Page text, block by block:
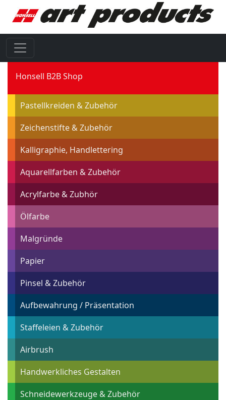
Honsell B2B Shop
Pastellkreiden & Zubehör
Zeichenstifte & Zubehör
Kalligraphie, Handlettering
Aquarellfarben & Zubehör
Acrylfarbe & Zubhör
Ölfarbe
Malgründe
Papier
Pinsel & Zubehör
Aufbewahrung / Präsentation
Staffeleien & Zubehör
Airbrush
Handwerkliches Gestalten
Schneidewerkzeuge & Zubehör